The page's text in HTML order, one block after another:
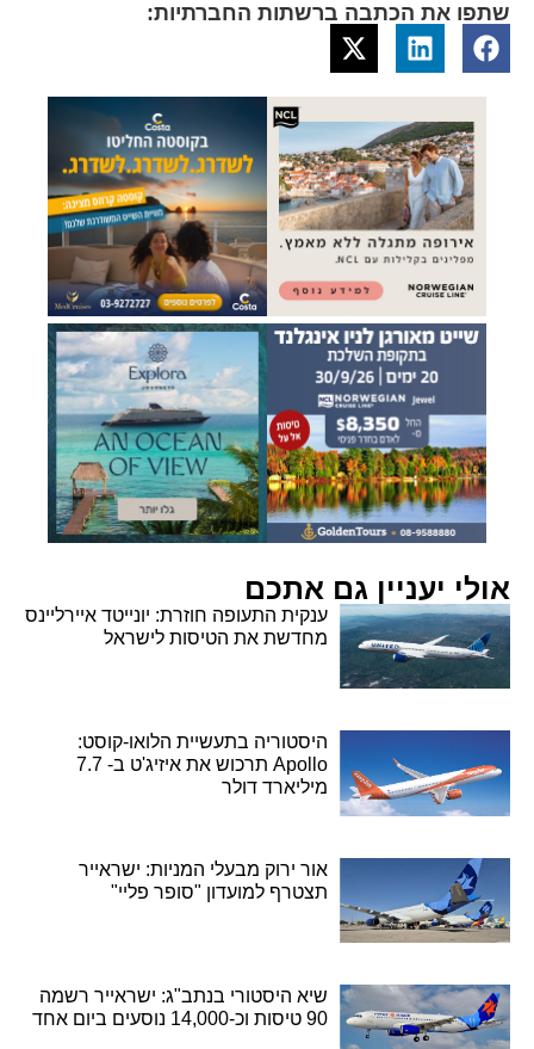
שתפו את הכתבה ברשתות החברתיות:
אולי יעניין גם אתכם
ענקית התעופה חוזרת: יונייטד איירליינס
מחדשת את הטיסות לישראל
היסטוריה בתעשיית הלואו-קוסט:
Apollo תרכוש את איזיג'ט ב- 7.7
מיליארד דולר
אור ירוק מבעלי המניות: ישראייר
תצטרף למועדון "סופר פליי"
שיא היסטורי בנתב"ג: ישראייר רשמה
90 טיסות וכ-14,000 נוסעים ביום אחד